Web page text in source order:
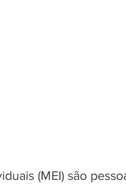
(MEI) são